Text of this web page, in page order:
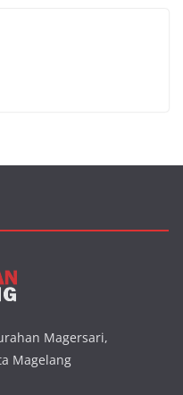
Magersari,
Magelang